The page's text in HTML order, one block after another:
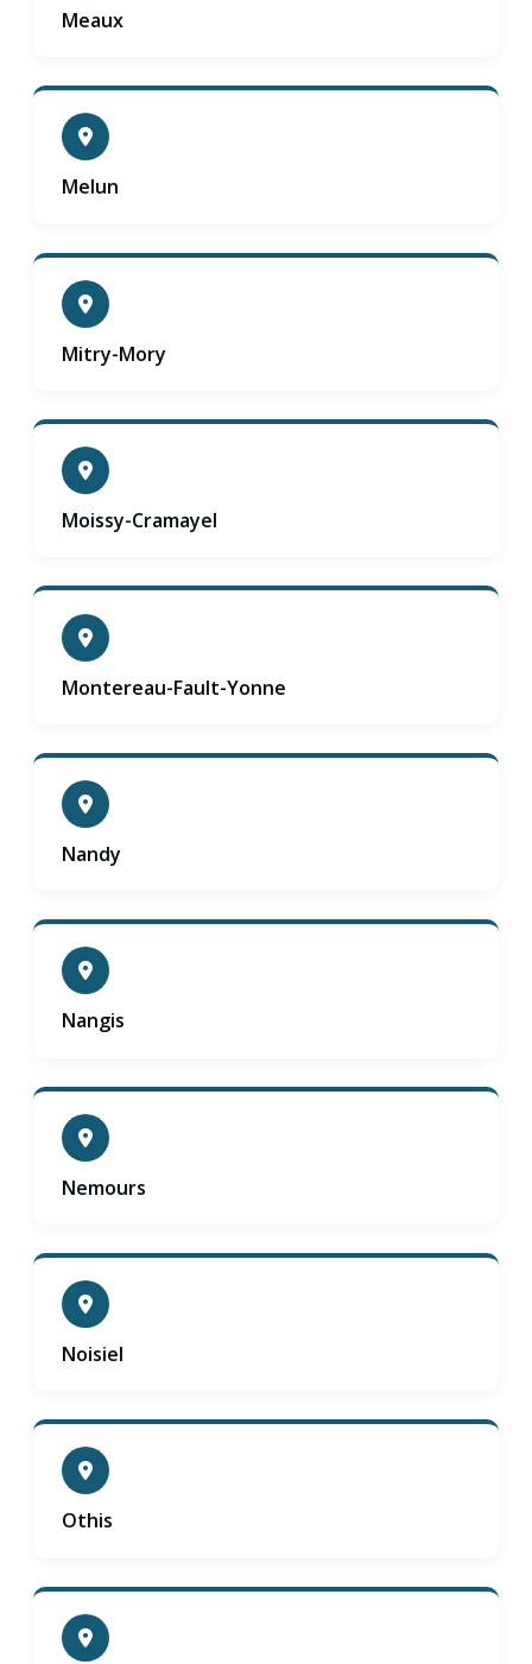
Meaux
Melun
Mitry-Mory
Moissy-Cramayel
Montereau-Fault-Yonne
Nandy
Nangis
Nemours
Noisiel
Othis